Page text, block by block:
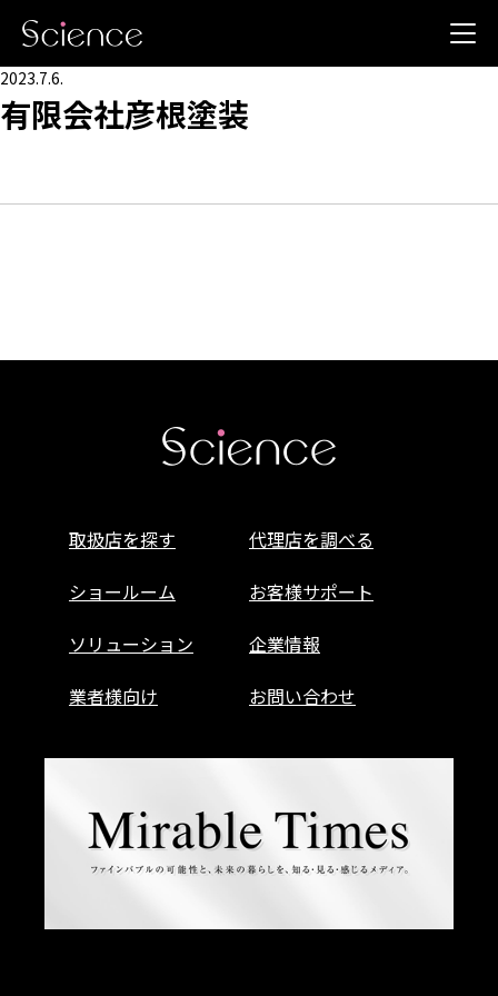
2023.7.6.
有限会社彦根塗装
取扱店を探す
代理店を調べる
ショールーム
お客様サポート
ソリューション
企業情報
業者様向け
お問い合わせ